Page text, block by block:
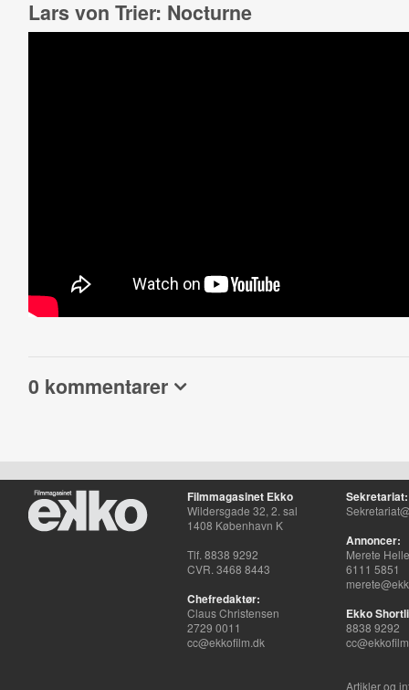
Lars von Trier: Nocturne
0 kommentarer
Filmmagasinet Ekko
Wildersgade 32, 2. sal
1408 København K
Tlf. 8838 9292
CVR. 3468 8443
Chefredaktør:
Claus Christensen
2729 0011
cc@ekkofilm.dk
Sekretariat:
Annoncer:
Merete
6111 5851
Ekko
8838 9292
Artikler og